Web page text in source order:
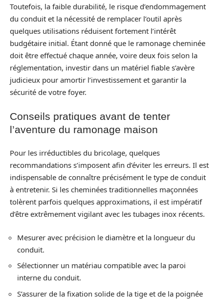
Toutefois, la faible durabilité, le risque d’endommagement
du conduit et la nécessité de remplacer l’outil après
quelques utilisations réduisent fortement l’intérêt
budgétaire initial. Étant donné que le ramonage cheminée
doit être effectué chaque année, voire deux fois selon la
réglementation, investir dans un matériel fiable s’avère
judicieux pour amortir l’investissement et garantir la
sécurité de votre foyer.
Conseils pratiques avant de tenter
l’aventure du ramonage maison
Pour les irréductibles du bricolage, quelques
recommandations s’imposent afin d’éviter les erreurs. Il est
indispensable de connaître précisément le type de conduit
à entretenir. Si les cheminées traditionnelles maçonnées
tolèrent parfois quelques approximations, il est impératif
d’être extrêmement vigilant avec les tubages inox récents.
Mesurer avec précision le diamètre et la longueur du
conduit.
Sélectionner un matériau compatible avec la paroi
interne du conduit.
S’assurer de la fixation solide de la tige et de la poignée